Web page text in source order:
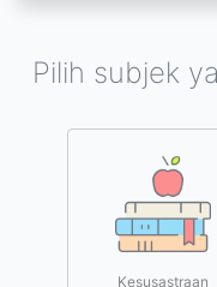
Pilih subjek
Kesusastraan